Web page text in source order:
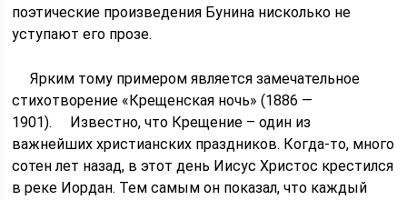
поэтические произведения Бунина нисколько не
уступают его прозе.
Ярким тому примером является замечательное
стихотворение «Крещенская ночь» (1886 —
1901). Известно, что Крещение – один из
важнейших христианских праздников. Когда-то, много
сотен лет назад, в этот день Иисус Христос крестился
в реке Иордан. Тем самым он показал, что каждый